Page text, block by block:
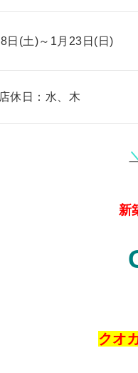
日(土)～ 1月23日(日)
休日：水、木
新
クオ